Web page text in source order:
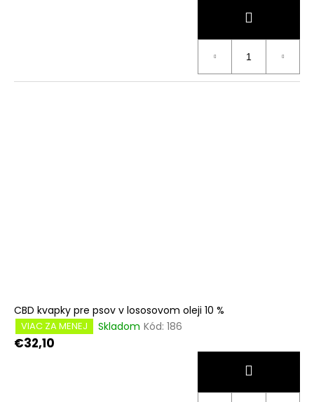
CBD kvapky pre psov v lososovom oleji 10 %
VIAC ZA MENEJ Skladom Kód: 186
€32,10